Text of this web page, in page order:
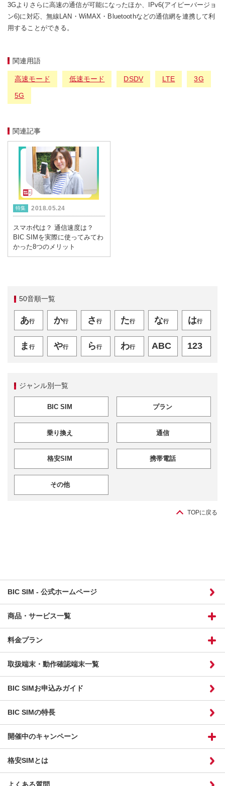
3Gよりさらに高速の通信が可能になったほか、IPv6(アイピーバージョ
ン6)に対応、無線LAN・WiMAX・Bluetoothなどの通信網を連携して利
用することができる。
関連用語
高速モード 低速モード DSDV LTE 3G
5G
関連記事
特集 2018.05.24
スマホ代は？ 通信速度は？
BIC SIMを実際に使ってみてわ
かった8つのメリット
50音順一覧
あ行 か行 さ 行 た行 な行 は行
ま 行 や行 ら行 わ行 ABC 123
ジャンル別一覧
BIC SIM プラン
乗り換え 通信
格安SIM 携帯電話
その他
TOPに戻る
BIC SIM - 公式ホームページ
商品・サービス一覧
料金プラン
取扱端末・動作確認端末一覧
BIC SIMお申込みガイド
BIC SIMの特長
開催中のキャンペーン
格安SIMとは